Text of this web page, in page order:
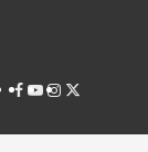
Facebook
Youtube
Instagram
Twitter